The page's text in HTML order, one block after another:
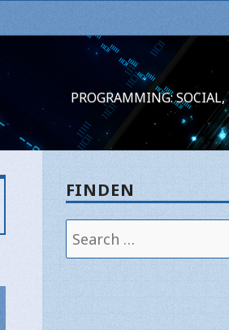
PROGRAMMING:
FINDEN
Search
for: